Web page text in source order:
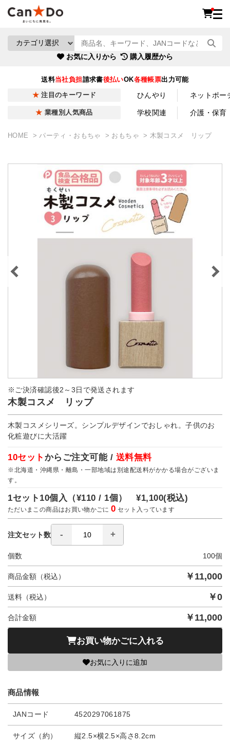
お気に入りから 購入履歴から
送料当社負担請求書後払いOK各種帳票出力可能
注目のキーワード ひんやり ネットポー
業種別人気商品 学校関連 介護・保育
HOME パーティ・おもちゃ おもちゃ 木製コスメ リップ
※ご決済確認後2～3日で発送されます
木製コスメ リップ
木製コスメシリーズ。シンプルデザインでおしゃれ。子供のお
化粧遊びに大活躍
10セット からご注文可能 / 送料無料
※北海道・沖縄県・離島・一部地域は別途配送料がかかる場合がございま
す。
1セット10個入（¥110 / 1個）¥1,100(税込)
ただいまこの商品はお買い物かごに0 セット入っています
注文セット数
個数 100個
商品金額（税込） ￥ 11,000
送料（税込） ￥0
合計金額 ￥ 11,000
お買い物かごに入れる
お気に入りに追加
商品情報
JANコード 4520297061875
サイズ（約） 縦2.5×横2.5×高さ8.2cm